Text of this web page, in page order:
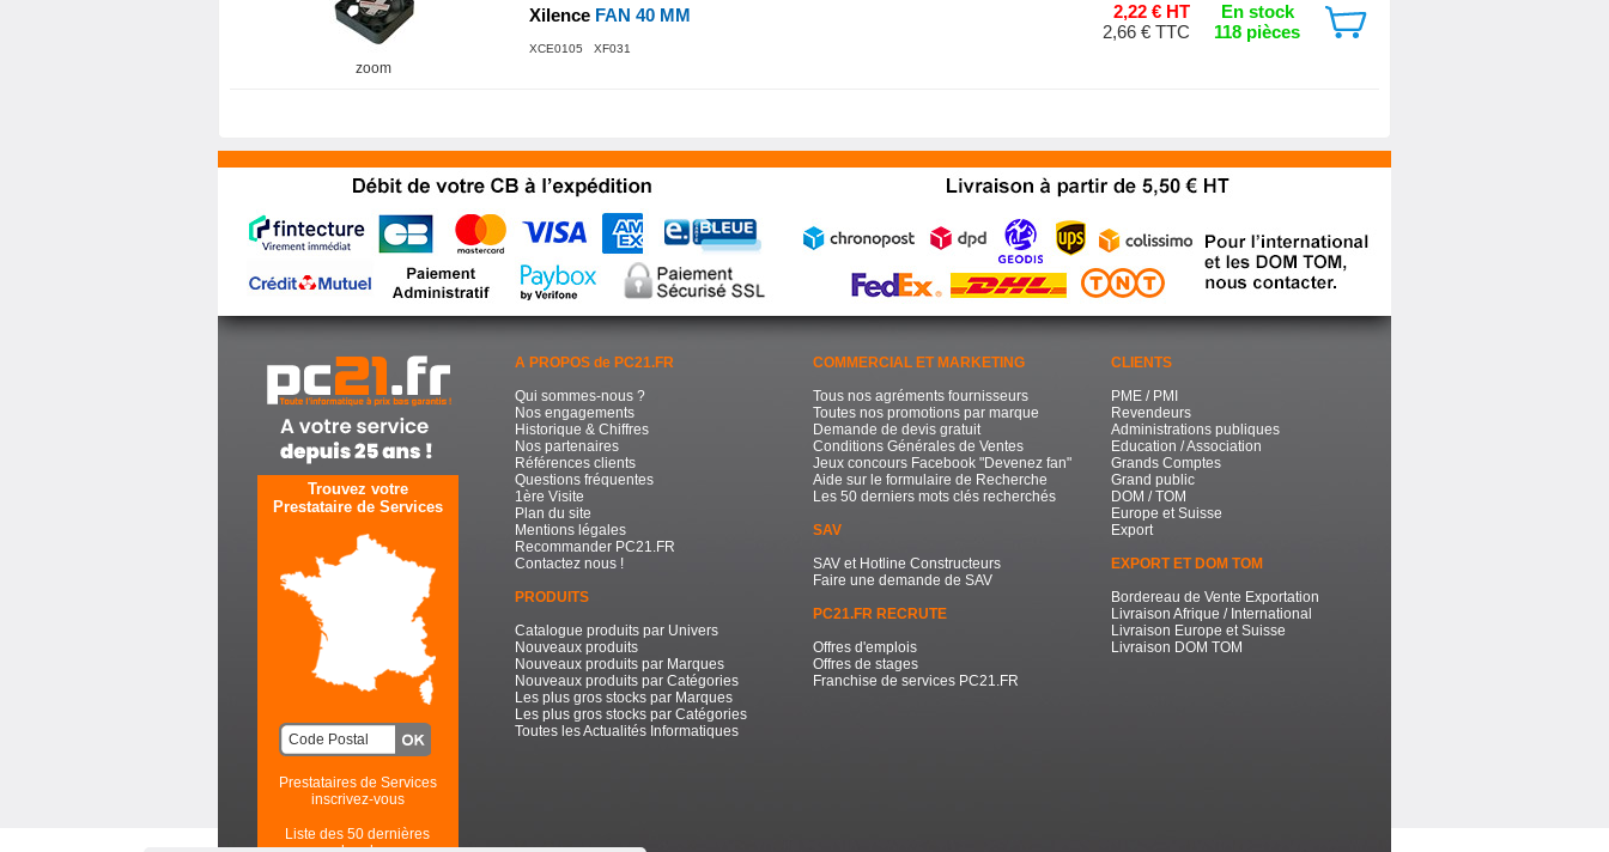
zoom
Xilence FAN 40 MM
XCE0105 XF031
2,22 € HT
2,66 € TTC
En stock
118 pièces
Trouvez votre
Prestataire de Services
Prestataires de Services
inscrivez-vous
Liste des 50 dernières
A PROPOS de PC21.FR
Qui sommes-nous ?
Nos engagements
Historique & Chiffres
Nos partenaires
Références clients
Questions fréquentes
1ère Visite
Plan du site
Mentions légales
Recommander PC21.FR
Contactez nous !
PRODUITS
Catalogue produits par Univers
Nouveaux produits
Nouveaux produits par Marques
Nouveaux produits par Catégories
Les plus gros stocks par Marques
Les plus gros stocks par Catégories
Toutes les Actualités Informatiques
COMMERCIAL ET MARKETING
Tous nos agréments fournisseurs
Toutes nos promotions par marque
Demande de devis gratuit
Conditions Générales de Ventes
Jeux concours Facebook "Devenez fan"
Aide sur le formulaire de Recherche
Les 50 derniers mots clés recherchés
SAV
SAV et Hotline Constructeurs
Faire une demande de SAV
PC21.FR RECRUTE
Offres d'emplois
Offres de stages
Franchise de services PC21.FR
CLIENTS
PME / PMI
Revendeurs
Administrations publiques
Education / Association
Grands Comptes
Grand public
DOM / TOM
Europe et Suisse
Export
EXPORT ET DOM TOM
Bordereau de Vente Exportation
Livraison Afrique / International
Livraison Europe et Suisse
Livraison DOM TOM